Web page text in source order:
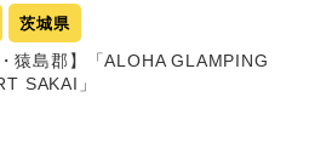
茨城県
・猿島郡】「ALOHA GLAMPING
SAKAI」